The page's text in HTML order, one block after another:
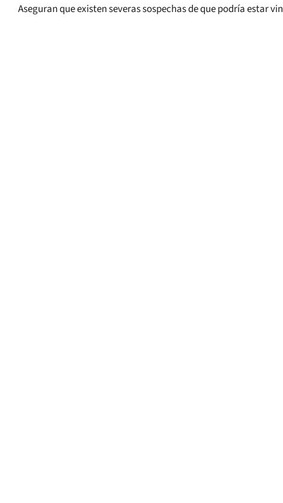
Aseguran que existen severas sospechas de que podría estar